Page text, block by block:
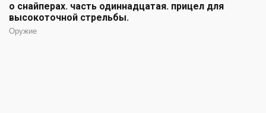
о снайперах. часть одиннадцатая. прицел для
высокоточной стрельбы.
Оружие